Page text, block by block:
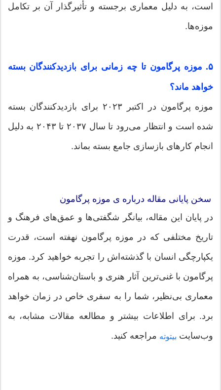
است، به دلیل معماری برجسته و تأثیرگذار آن بر تکامل
موزه‌ها.
۵. موزه پرگامون تا چه زمانی برای بازدیدکنندگان بسته
خواهد ماند؟
موزه پرگامون در اکتبر ۲۰۲۳ برای بازدیدکنندگان بسته
شده است و انتظار می‌رود تا سال ۲۰۳۷ تا ۲۰۴۳ به دلیل
انجام کارهای بازسازی جامع بسته بماند.
سخن پایانی مقاله درباره ی موزه پرگامون
در پایان این مقاله، بیانگر شگفتی‌ها و عمق‌های فرهنگ و
تاریخ مختلفی که در موزه پرگامون نهفته است، قدرت
یکپارچگی انسان با گذشته‌اش را تجربه خواهید کرد. موزه
پرگامون با غنی‌ترین آثار هنری و باستان‌شناسی، به همراه
معماری بی‌نظیر، شما را به سفری خاص در زمان خواهد
برد. برای اطلاعات بیشتر و مطالعه مقالات مشابه، به
وب‌سایت بیتوته مراجعه کنید.